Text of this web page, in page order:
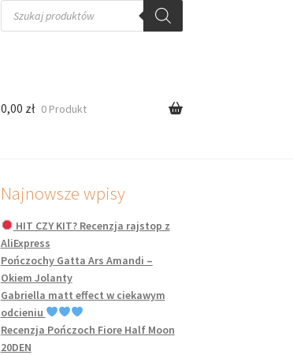
Wyszukiwarka
produktów
0,00 zł 0 Produkt
Najnowsze wpisy
HIT CZY KIT? Recenzja rajstop z
AliExpress
Pończochy Gatta Ars Amandi –
Okiem Jolanty
Gabriella matt effect w ciekawym
odcieniu
Recenzja Pończoch Fiore Half Moon
20DEN